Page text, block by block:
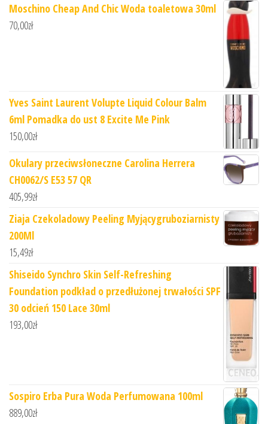
Moschino Cheap And Chic Woda toaletowa 30ml
70,00zł
Yves Saint Laurent Volupte Liquid Colour Balm
6ml Pomadka do ust 8 Excite Me Pink
150,00zł
Okulary przeciwsłoneczne Carolina Herrera
CH0062/S E53 57 QR
405,99zł
Ziaja Czekoladowy Peeling Myjącygruboziarnisty
200Ml
15,49zł
Shiseido Synchro Skin Self-Refreshing
Foundation podkład o przedłużonej trwałości SPF
30 odcień 150 Lace 30ml
193,00zł
Sospiro Erba Pura Woda Perfumowana 100ml
889,00zł